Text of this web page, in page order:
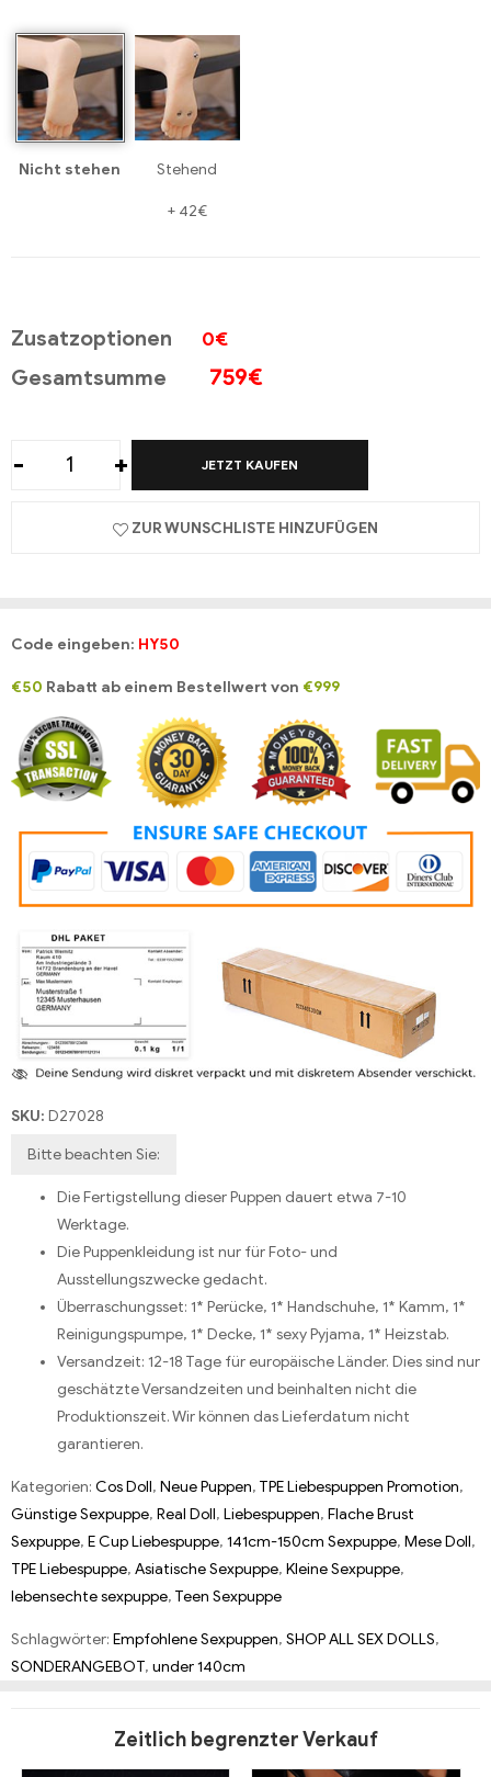
Nicht stehen Stehend
+ 42€
Zusatzoptionen 0€
Gesamtsumme 759€
- + JETZT KAUFEN
ZUR WUNSCHLISTE HINZUFÜGEN
Code eingeben: HY50
€50 Rabatt ab einem Bestellwert von €999
SKU: D27028
Bitte beachten Sie:
Die Fertigstellung dieser Puppen dauert etwa 7-10
Werktage.
Die Puppenkleidung ist nur für Foto- und
Ausstellungszwecke gedacht.
Überraschungsset: 1* Perücke, 1* Handschuhe, 1* Kamm, 1*
Reinigungspumpe, 1* Decke, 1* sexy Pyjama, 1* Heizstab.
Versandzeit: 12-18 Tage für europäische Länder. Dies sind nur
geschätzte Versandzeiten und beinhalten nicht die
Produktionszeit. Wir können das Lieferdatum nicht
garantieren.
Kategorien: Cos Doll, Neue Puppen, TPE Liebespuppen Promotion,
Günstige Sexpuppe, Real Doll, Liebespuppen, Flache Brust
Sexpuppe, E Cup Liebespuppe, 141cm-150cm Sexpuppe, Mese Doll,
TPE Liebespuppe, Asiatische Sexpuppe, Kleine Sexpuppe,
lebensechte sexpuppe, Teen Sexpuppe
Schlagwörter: Empfohlene Sexpuppen, SHOP ALL SEX DOLLS,
SONDERANGEBOT, under 140cm
Zeitlich begrenzter Verkauf